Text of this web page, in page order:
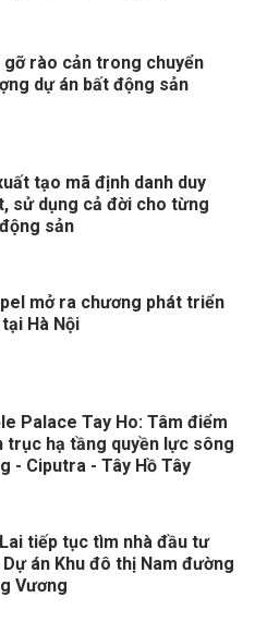
gỡ rào cản trong chuyển
dự án bất động sản
tạo mã định danh duy
sử dụng cả đời cho từng
sản
mở ra chương phát triển
Hà Nội
Palace Tay Ho: Tâm điểm
trục hạ tầng quyền lực sông
- Ciputra - Tây Hồ Tây
tiếp tục tìm nhà đầu tư
án Khu đô thị Nam đường
Vương